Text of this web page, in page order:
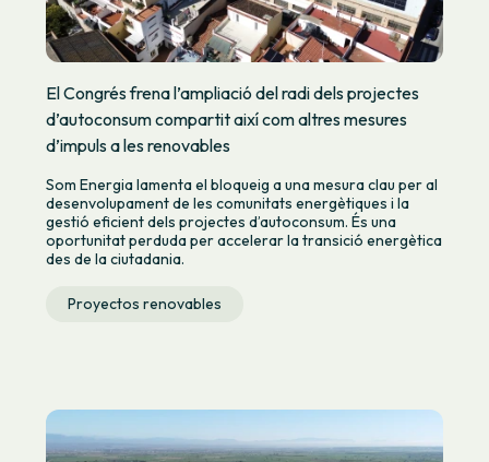
El Congrés frena l’ampliació del radi dels projectes
d’autoconsum compartit així com altres mesures
d’impuls a les renovables
Som Energia lamenta el bloqueig a una mesura clau per al
desenvolupament de les comunitats energètiques i la
gestió eficient dels projectes d’autoconsum. És una
oportunitat perduda per accelerar la transició energètica
des de la ciutadania.
Proyectos renovables